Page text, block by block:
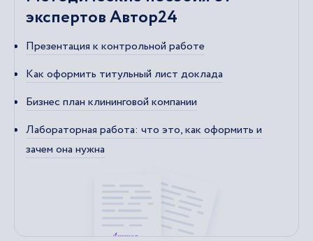
экспертов Автор24
Презентация к контрольной работе
Как оформить титульный лист доклада
Бизнес план клининговой компании
Лабораторная работа: что это, как оформить и
зачем она нужна